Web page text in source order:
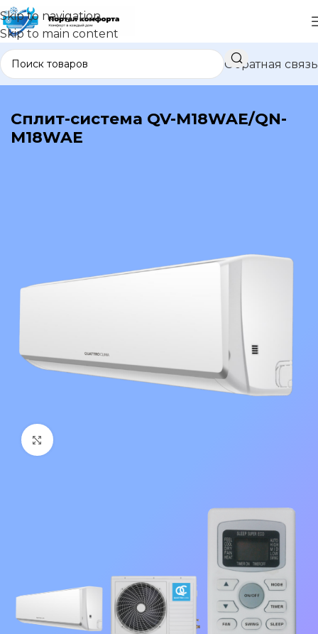
Skip to navigation
Skip to main content
Обратная связь
В каталог
Сплит-система QV-M18WAE/QN-
M18WAE
Нажмите, чтобы увеличить изображение